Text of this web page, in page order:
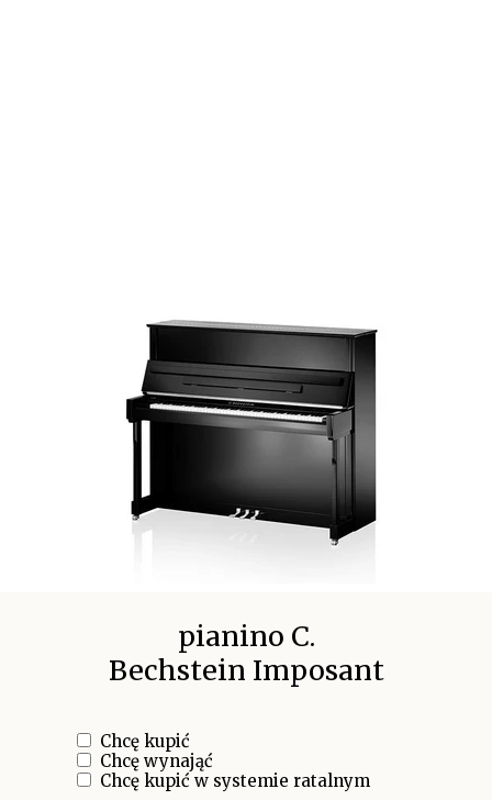
pianino C.
Bechstein Imposant
Chcę kupić
Chcę wynająć
Chcę kupić w systemie ratalnym